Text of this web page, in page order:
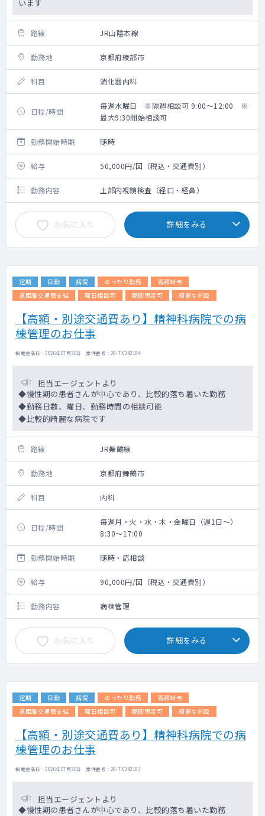
います
路線 JR山陰本線
勤務地 京都府綾部市
科目 消化器内科
日程/時間
毎週水曜日 ※隔週相談可 9:00～12:00 ※
最大9:30開始相談可
勤務開始時期 随時
給与 50,000円/回（税込・交通費別）
勤務内容 上部内視鏡検査（経口・経鼻）
お気に入り 詳細をみる
定期 日勤 病院 ゆったり勤務
高額給与
遠距離交通費支給
曜日相談可 期間限定可 綺麗な施設
【高額・別途交通費あり】精神科病院での病
棟管理のお仕事
掲載更新日 : 2026年07月30日 案件番号 : 26-TX342184
担当エージェントより
◆慢性期の患者さんが中心であり、比較的落ち着いた勤務
◆勤務日数、曜日、勤務時間の相談可能
◆比較的綺麗な病院です
路線 JR舞鶴線
勤務地 京都府舞鶴市
科目 内科
日程/時間
毎週月・火・水・木・金曜日（週1日～）
8:30～17:00
勤務開始時期 随時・応相談
給与 90,000円/回（税込・交通費別）
勤務内容 病棟管理
お気に入り 詳細をみる
定期 日勤 病院 ゆったり勤務
高額給与
遠距離交通費支給
曜日相談可 期間限定可 綺麗な施設
【高額・別途交通費あり】精神科病院での病
棟管理のお仕事
掲載更新日 : 2026年07月30日 案件番号 : 26-TX342183
担当エージェントより
◆慢性期の患者さんが中心であり、比較的落ち着いた勤務